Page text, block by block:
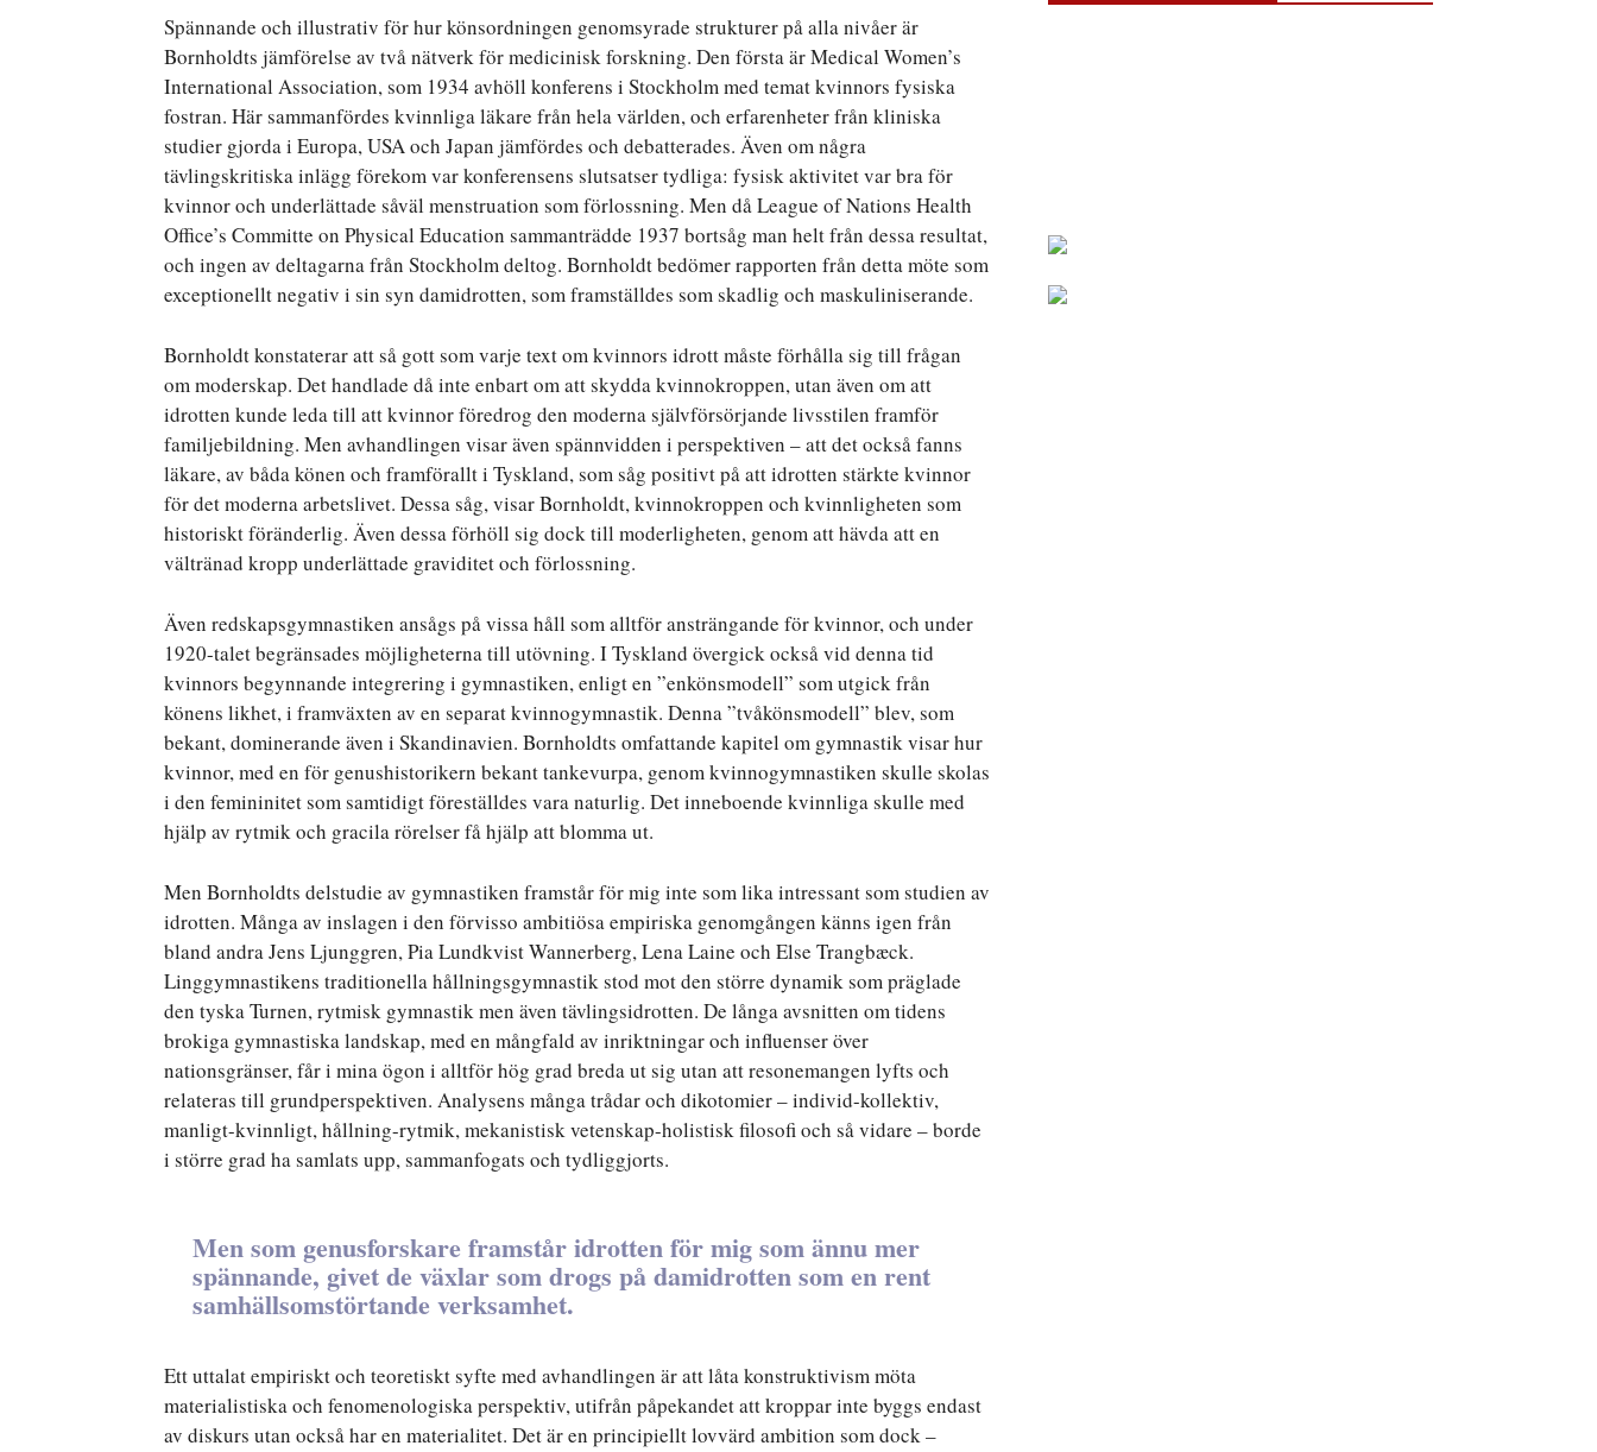
Spännande och illustrativ för hur könsordningen genomsyrade strukturer på alla nivåer är
Bornholdts jämförelse av två nätverk för medicinisk forskning. Den första är Medical Women’s
International Association, som 1934 avhöll konferens i Stockholm med temat kvinnors fysiska
fostran. Här sammanfördes kvinnliga läkare från hela världen, och erfarenheter från kliniska
studier gjorda i Europa, USA och Japan jämfördes och debatterades. Även om några
tävlingskritiska inlägg förekom var konferensens slutsatser tydliga: fysisk aktivitet var bra för
kvinnor och underlättade såväl menstruation som förlossning. Men då League of Nations Health
Office’s Committe on Physical Education sammanträdde 1937 bortsåg man helt från dessa resultat,
och ingen av deltagarna från Stockholm deltog. Bornholdt bedömer rapporten från detta möte som
exceptionellt negativ i sin syn damidrotten, som framställdes som skadlig och maskuliniserande.
Bornholdt konstaterar att så gott som varje text om kvinnors idrott måste förhålla sig till frågan
om moderskap. Det handlade då inte enbart om att skydda kvinnokroppen, utan även om att
idrotten kunde leda till att kvinnor föredrog den moderna självförsörjande livsstilen framför
familjebildning. Men avhandlingen visar även spännvidden i perspektiven – att det också fanns
läkare, av båda könen och framförallt i Tyskland, som såg positivt på att idrotten stärkte kvinnor
för det moderna arbetslivet. Dessa såg, visar Bornholdt, kvinnokroppen och kvinnligheten som
historiskt föränderlig. Även dessa förhöll sig dock till moderligheten, genom att hävda att en
vältränad kropp underlättade graviditet och förlossning.
Även redskapsgymnastiken ansågs på vissa håll som alltför ansträngande för kvinnor, och under
1920-talet begränsades möjligheterna till utövning. I Tyskland övergick också vid denna tid
kvinnors begynnande integrering i gymnastiken, enligt en ”enkönsmodell” som utgick från
könens likhet, i framväxten av en separat kvinnogymnastik. Denna ”tvåkönsmodell” blev, som
bekant, dominerande även i Skandinavien. Bornholdts omfattande kapitel om gymnastik visar hur
kvinnor, med en för genushistorikern bekant tankevurpa, genom kvinnogymnastiken skulle skolas
i den femininitet som samtidigt föreställdes vara naturlig. Det inneboende kvinnliga skulle med
hjälp av rytmik och gracila rörelser få hjälp att blomma ut.
Men Bornholdts delstudie av gymnastiken framstår för mig inte som lika intressant som studien av
idrotten. Många av inslagen i den förvisso ambitiösa empiriska genomgången känns igen från
bland andra Jens Ljunggren, Pia Lundkvist Wannerberg, Lena Laine och Else Trangbæck.
Linggymnastikens traditionella hållningsgymnastik stod mot den större dynamik som präglade
den tyska Turnen, rytmisk gymnastik men även tävlingsidrotten. De långa avsnitten om tidens
brokiga gymnastiska landskap, med en mångfald av inriktningar och influenser över
nationsgränser, får i mina ögon i alltför hög grad breda ut sig utan att resonemangen lyfts och
relateras till grundperspektiven. Analysens många trådar och dikotomier – individ-kollektiv,
manligt-kvinnligt, hållning-rytmik, mekanistisk vetenskap-holistisk filosofi och så vidare – borde
i större grad ha samlats upp, sammanfogats och tydliggjorts.
Men som genusforskare framstår idrotten för mig som ännu mer
spännande, givet de växlar som drogs på damidrotten som en rent
samhällsomstörtande verksamhet.
Ett uttalat empiriskt och teoretiskt syfte med avhandlingen är att låta konstruktivism möta
materialistiska och fenomenologiska perspektiv, utifrån påpekandet att kroppar inte byggs endast
av diskurs utan också har en materialitet. Det är en principiellt lovvärd ambition som dock –